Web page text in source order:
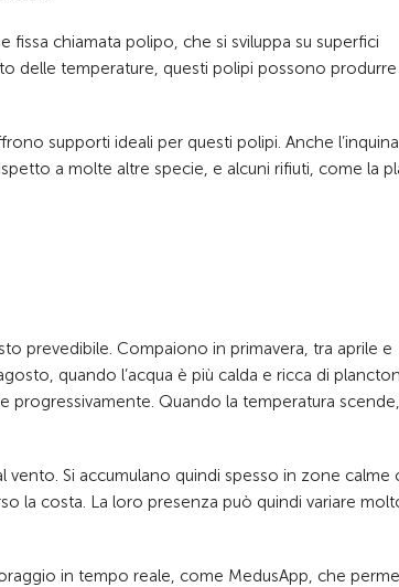
chiamata polipo, che si sviluppa su superfici
delle temperature, questi polipi possono produrre
supporti ideali per questi polipi. Anche
a molte altre specie, e alcuni rifiuti, come la
prevedibile. Compaiono in primavera, tra aprile e
quando l’acqua è più calda e ricca di
progressivamente. Quando la temperatura
Si accumulano quindi spesso in zone calme
la costa. La loro presenza può quindi variare
in tempo reale, come MedusApp, che